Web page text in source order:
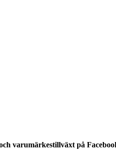
varumärkestillväxt på